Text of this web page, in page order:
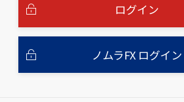
ログイン
ノムラFX ログイン